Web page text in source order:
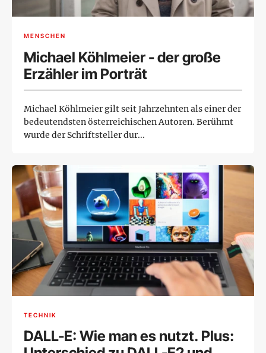
MENSCHEN
Michael Köhlmeier - der große
Erzähler im Porträt
Michael Köhlmeier gilt seit Jahrzehnten als einer der
bedeutendsten österreichischen Autoren. Berühmt
wurde der Schriftsteller dur...
TECHNIK
DALL-E: Wie man es nutzt. Plus: